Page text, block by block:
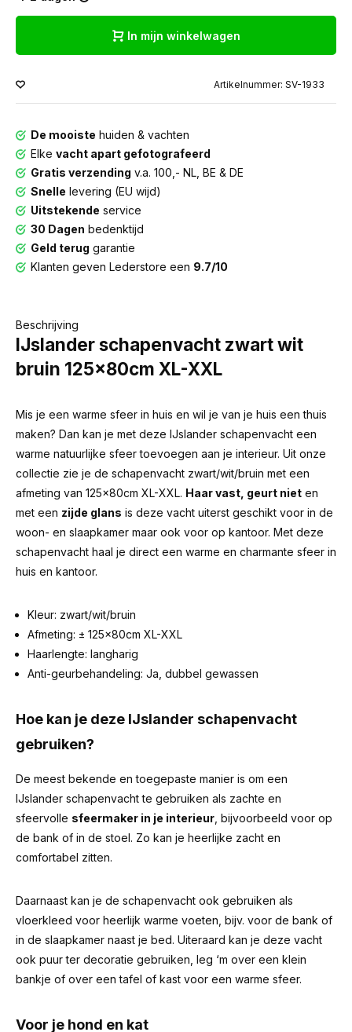
In mijn winkelwagen
Artikelnummer: SV-1933
De mooiste huiden & vachten
Elke vacht apart gefotografeerd
Gratis verzending v.a. 100,- NL, BE & DE
Snelle levering (EU wijd)
Uitstekende service
30 Dagen bedenktijd
Geld terug garantie
Klanten geven Lederstore een 9.7/10
Beschrijving
IJslander schapenvacht zwart wit
bruin 125x80cm XL-XXL
Mis je een warme sfeer in huis en wil je van je huis een thuis
maken? Dan kan je met deze IJslander schapenvacht een
warme natuurlijke sfeer toevoegen aan je interieur. Uit onze
collectie zie je de schapenvacht zwart/wit/bruin met een
afmeting van 125x80cm XL-XXL. Haar vast, geurt niet en
met een zijde glans is deze vacht uiterst geschikt voor in de
woon- en slaapkamer maar ook voor op kantoor. Met deze
schapenvacht haal je direct een warme en charmante sfeer in
huis en kantoor.
Kleur: zwart/wit/bruin
Afmeting: ± 125x80cm XL-XXL
Haarlengte: langharig
Anti-geurbehandeling: Ja, dubbel gewassen
Hoe kan je deze IJslander schapenvacht
gebruiken?
De meest bekende en toegepaste manier is om een
IJslander schapenvacht te gebruiken als zachte en
sfeervolle sfeermaker in je interieur , bijvoorbeeld voor op
de bank of in de stoel. Zo kan je heerlijke zacht en
comfortabel zitten.
Daarnaast kan je de schapenvacht ook gebruiken als
vloerkleed voor heerlijk warme voeten, bijv. voor de bank of
in de slaapkamer naast je bed. Uiteraard kan je deze vacht
ook puur ter decoratie gebruiken, leg ‘m over een klein
bankje of over een tafel of kast voor een warme sfeer.
Voor je hond en kat